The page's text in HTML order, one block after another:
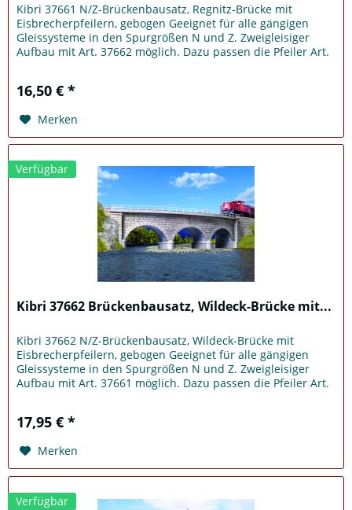
Kibri 37661 N/Z-Brückenbausatz, Regnitz-Brücke mit
Eisbrecherpfeilern, gebogen Geeignet für alle gängigen
Gleissysteme in den Spurgrößen N und Z. Zweigleisiger
Aufbau mit Art. 37662 möglich. Dazu passen die Pfeiler Art.
16,50 € *
Merken
Verfügbar
Kibri 37662 Brückenbausatz, Wildeck-Brücke mit...
Kibri 37662 N/Z-Brückenbausatz, Wildeck-Brücke mit
Eisbrecherpfeilern, gebogen Geeignet für alle gängigen
Gleissysteme in den Spurgrößen N und Z. Zweigleisiger
Aufbau mit Art. 37661 möglich. Dazu passen die Pfeiler Art.
17,95 € *
Merken
Verfügbar